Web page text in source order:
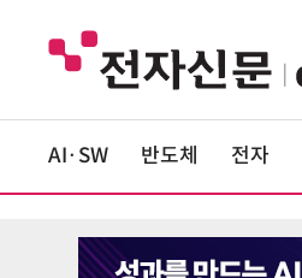
AI·SW 반도체 전자